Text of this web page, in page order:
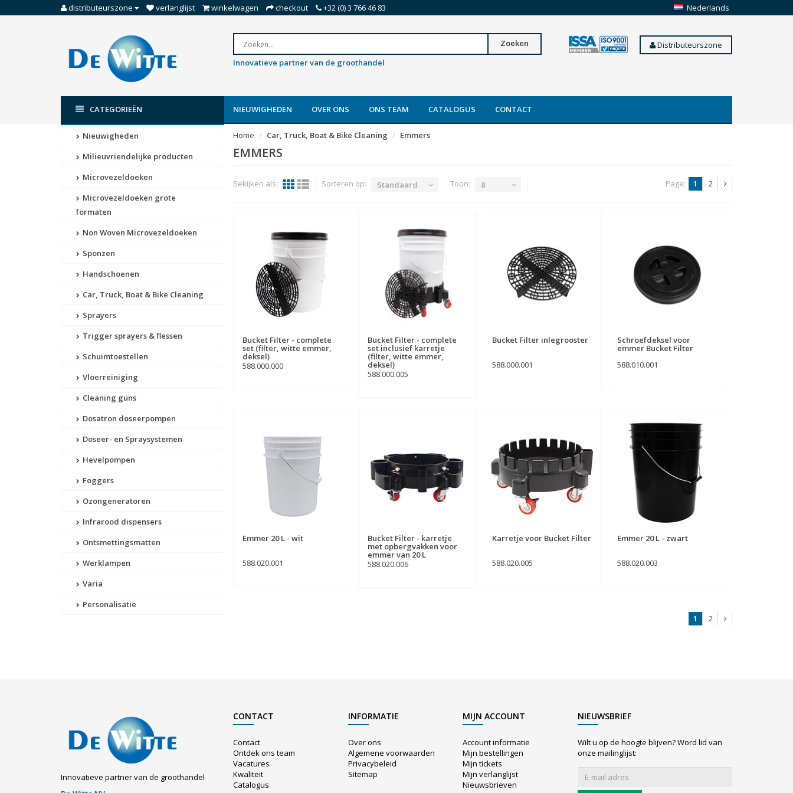
distributeurszone verlanglijst winkelwagen checkout +32 (0) 3 766 46 83 Nederlands
Zoeken
Innovatieve partner van de groothandel
Distributeurszone
CATEGORIEËN NIEUWIGHEDEN OVER ONS ONS TEAM CATALOGUS CONTACT
Nieuwigheden
Milieuvriendelijke producten
Microvezeldoeken
Microvezeldoeken grote
formaten
Non Woven Microvezeldoeken
Sponzen
Handschoenen
Car, Truck, Boat & Bike Cleaning
Sprayers
Trigger sprayers & flessen
Schuimtoestellen
Vloerreiniging
Cleaning guns
Dosatron doseerpompen
Doseer- en Spraysystemen
Hevelpompen
Foggers
Ozongeneratoren
Infrarood dispensers
Ontsmettingsmatten
Werklampen
Varia
Personalisatie
Home Car, Truck, Boat & Bike Cleaning Emmers
EMMERS
Bekijken als: Sorteren op: Standaard Toon: 8 Page: 1 2
Bucket Filter - complete
set (filter, witte emmer,
deksel)
588.000.000
Bucket Filter - complete
set inclusief karretje
(filter, witte emmer,
deksel)
588.000.005
Bucket Filter inlegrooster
588.000.001
Schroefdeksel voor
emmer Bucket Filter
588.010.001
Emmer 20 L - wit
588.020.001
Bucket Filter - karretje
met opbergvakken voor
emmer van 20 L
588.020.006
Karretje voor Bucket Filter
588.020.005
Emmer 20 L - zwart
588.020.003
1 2
Innovatieve partner van de groothandel
CONTACT
Contact
Ontdek ons team
Vacatures
Kwaliteit
Catalogus
INFORMATIE
Over ons
Algemene voorwaarden
Privacybeleid
Sitemap
MIJN ACCOUNT
Account informatie
Mijn bestellingen
Mijn tickets
Mijn verlanglijst
Nieuwsbrieven
NIEUWSBRIEF
Wilt u op de hoogte blijven? Word lid van
onze mailinglijst: